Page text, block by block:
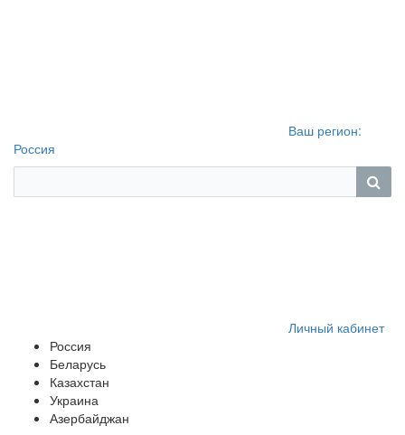
Ваш регион:
Россия
Личный кабинет
Россия
Беларусь
Казахстан
Украина
Азербайджан